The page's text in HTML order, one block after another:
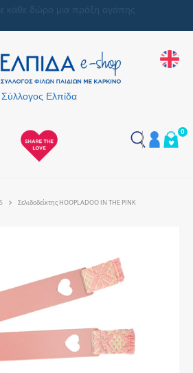
κάθε δώρο μια πράξη αγάπης
Σύλλογος Ελπίδα
0
Σελιδοδείκτης HOOPLADOO IN THE PINK